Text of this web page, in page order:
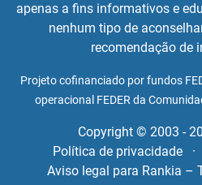
apenas a fins informativos e
nenhum tipo de
recomendação de
Projeto cofinanciado por fundos
operacional FEDER da
Copyright © 2003 -
Política de privacidade
Aviso legal para Rankia –